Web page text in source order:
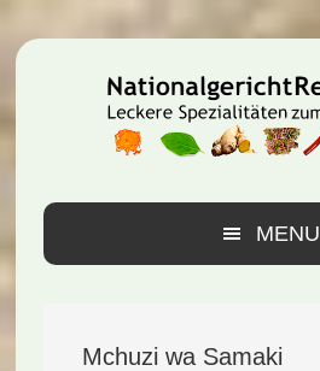
Hauptnavigation
Inhalt
Seitenspalte
MENU
Mchuzi wa Samaki